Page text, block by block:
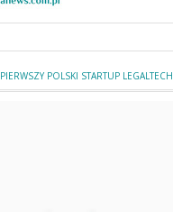
PIERWSZY POLSKI STARTUP